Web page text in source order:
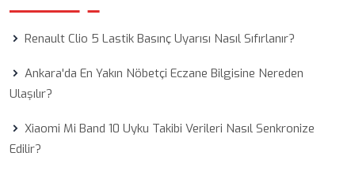
Renault Clio 5 Lastik Basınç Uyarısı Nasıl Sıfırlanır?
Ankara'da En Yakın Nöbetçi Eczane Bilgisine Nereden
Ulaşılır?
Xiaomi Mi Band 10 Uyku Takibi Verileri Nasıl Senkronize
Edilir?